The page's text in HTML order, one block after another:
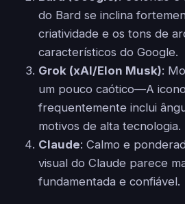
do Bard se inclina
criatividade e os tons de
característicos do Google.
Grok (xAI/Elon Musk):
um pouco caótico—A
frequentemente inclui
motivos de alta tecnologia.
Claude: Calmo e
visual do Claude parece
fundamentada e confiável.